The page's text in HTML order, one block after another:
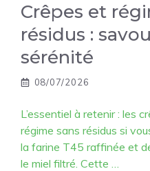
Crêpes et
résidus :
sérénité
08/07/2026
L’essentiel à retenir : les
régime sans résidus si
la farine T45 raffinée et
le miel filtré. Cette …